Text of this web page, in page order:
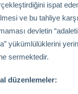
ispat
ve bu tahliye
devletin
yükümlülüklerini
sermektedir.
düzenlemeler: